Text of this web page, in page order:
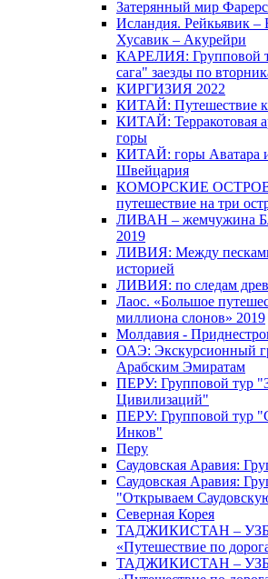
Затерянный мир
Исландия. Рейкьявик –
Хусавик – Акурейри
КАРЕЛИЯ: Групповой
сага" заезды по
КИРГИЗИЯ 2022
КИТАЙ: Путешествие
КИТАЙ: Терракотовая
горы
КИТАЙ: горы Аватара
Швейцария
КОМОРСКИЕ
путешествие на три
ЛИВАН – жемчужина
2019
ЛИВИЯ: Между
историей
ЛИВИЯ: по следам
Лаос. «Большое
миллиона слонов» 2019
Молдавия -
ОАЭ: Экскурсионный
Арабским Эмиратам
ПЕРУ: Групповой тур
Цивилизаций"
ПЕРУ: Групповой тур
Инков"
Перу
Саудовская Аравия:
Саудовская Аравия:
"Открываем
Северная Корея
ТАДЖИКИСТАН –
«Путешествие по
ТАДЖИКИСТАН –